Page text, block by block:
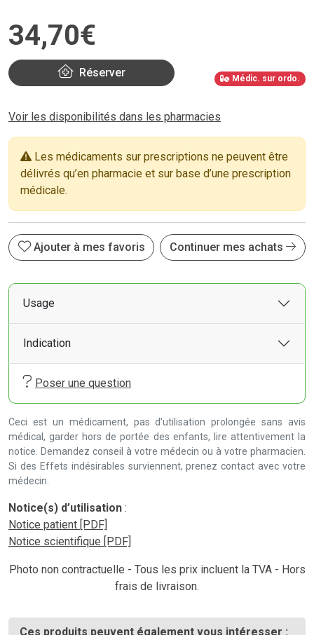
34,70€
Réserver Médic. sur ordo.
Voir les disponibilités dans les pharmacies
Les médicaments sur prescriptions ne peuvent être
délivrés qu’en pharmacie et sur base d’une prescription
médicale.
Ajouter à mes favoris Continuer mes achats
Usage
Indication
Poser une question
Ceci est un médicament, pas d’utilisation prolongée sans avis
médical, garder hors de portée des enfants, lire attentivement la
notice. Demandez conseil à votre médecin ou à votre pharmacien.
Si des Effets indésirables surviennent, prenez contact avec votre
médecin.
Notice(s) d’utilisation :
Notice patient [PDF]
Notice scientifique [PDF]
Photo non contractuelle - Tous les prix incluent la TVA - Hors
frais de livraison.
Ces produits peuvent également vous intéresser :